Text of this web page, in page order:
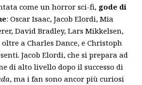
come un horror sci-fi, gode di
: Oscar Isaac, Jacob Elordi, Mia
David Bradley, Lars Mikkelsen,
a Charles Dance, e Christoph
Jacob Elordi, che si prepara ad
di alto livello dopo il successo di
, ma i fan sono ancor più curiosi